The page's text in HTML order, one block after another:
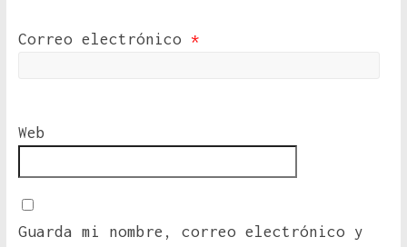
Correo electrónico *
Web
Guarda mi nombre, correo electrónico y